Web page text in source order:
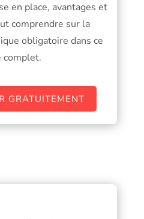
en place, avantages et
comprendre sur la
obligatoire dans ce
complet.
GRATUITEMENT
GRATUITEMENT